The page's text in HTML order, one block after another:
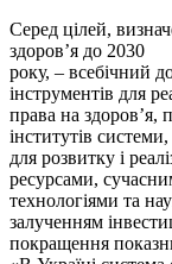
Серед цілей,
здоров’я до 2030
року, – всебічний
інструментів для
права на здоровʼя,
інститутів
для розвитку і
ресурсами,
технологіями та
залученням
покращення